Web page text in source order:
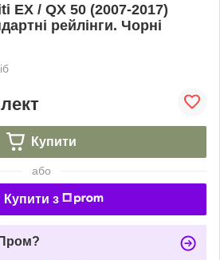
EX / QX 50 (2007-2017)
рейлінги. Чорні
Купити
або
Купити з